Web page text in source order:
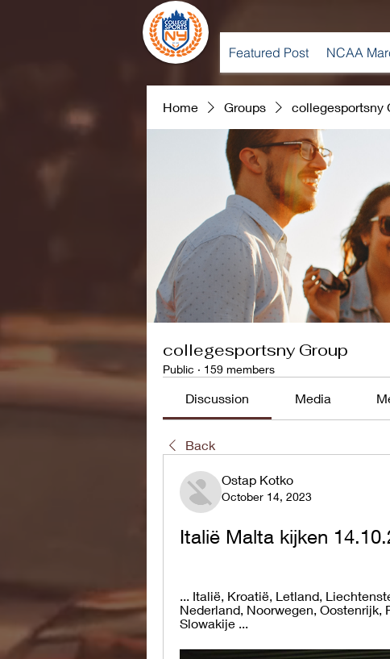
Featured Post NCAA
Home Groups collegesportsny
collegesportsny Group
Public · 159 members
Discussion Media
Back
Ostap Kotko
October 14, 2023
Italië Malta kijken
... Italië, Kroatië, Letland,
Nederland, Noorwegen, Oostenrijk,
Slowakije ...